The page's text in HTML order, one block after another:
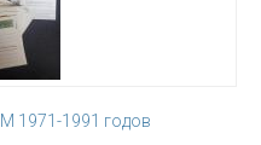
1971-1991 годов